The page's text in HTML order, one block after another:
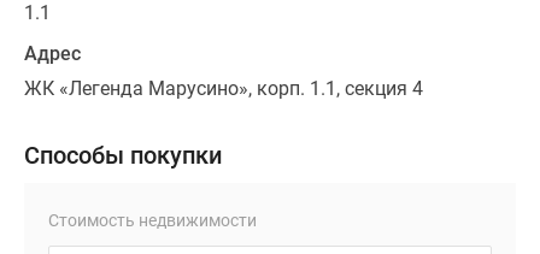
1.1
Адрес
ЖК «Легенда Марусино», корп. 1.1, секция 4
Способы покупки
Стоимость недвижимости